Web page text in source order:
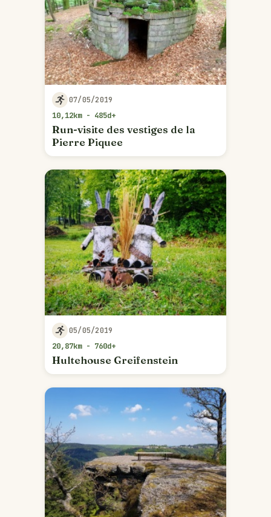
07/05/2019
10,12km - 485d+
Run-visite des vestiges de la
Pierre Piquee
05/05/2019
20,87km - 760d+
Hultehouse Greifenstein